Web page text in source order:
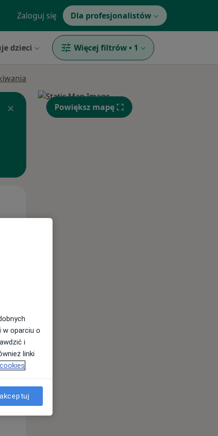
Zaloguj się Dla profesjonalistów
dzieci Więcej filtrów • 1
Wt,
11 Sie
Powiększ mapę
w oparciu o
i
linki